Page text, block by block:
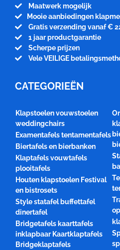
Maatwerk mogelijk
Mooie aanbiedingen
Gratis verzending vanaf €
1 jaar productgarantie
Scherpe prijzen
Vele VEILIGE
CATEGORIEËN
Klapstoelen vouwstoelen
weddingchairs
Examentafels tentamentafels
Biertafels en bierbanken
Klaptafels vouwtafels
plooitafels
Houten klapstoelen Festival
en bistrosets
Style statafel buffettafel
dinertafel
Bridgetafels kaarttafels
inklapbaar Kaartklaptafels
Bridgeklaptafels